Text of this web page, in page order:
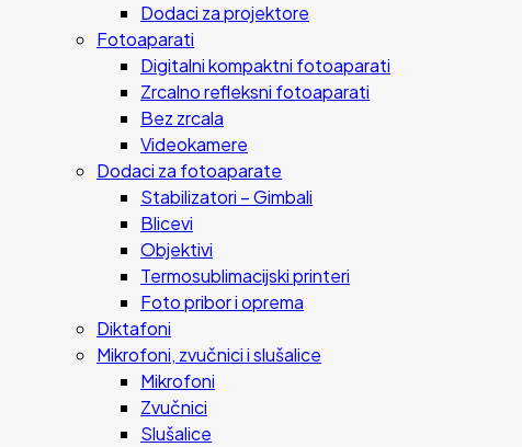
Dodaci za projektore
Fotoaparati
Digitalni kompaktni fotoaparati
Zrcalno refleksni fotoaparati
Bez zrcala
Videokamere
Dodaci za fotoaparate
Stabilizatori – Gimbali
Blicevi
Objektivi
Termosublimacijski printeri
Foto pribor i oprema
Diktafoni
Mikrofoni, zvučnici i slušalice
Mikrofoni
Zvučnici
Slušalice